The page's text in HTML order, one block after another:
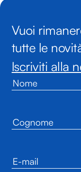
Vuoi
tutte le
Iscriviti alla